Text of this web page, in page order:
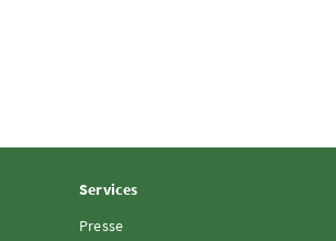
Services
Presse